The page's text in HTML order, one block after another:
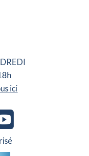
ici